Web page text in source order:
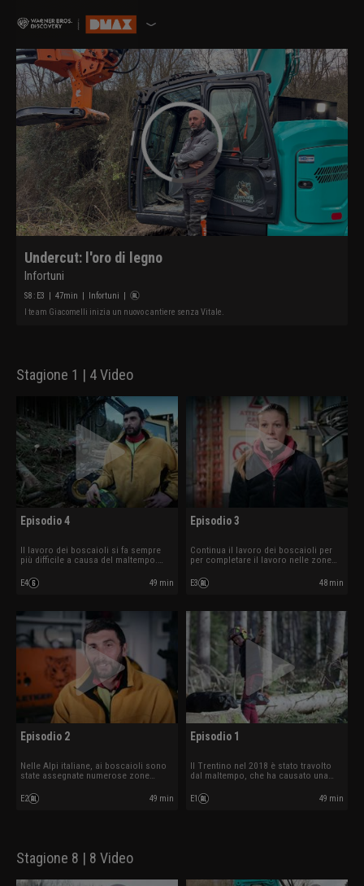
Undercut: l'oro di legno
Infortuni
S8 : E3 | 47min | Infortuni |
l team Giacomelli inizia un nuovo cantiere senza Vitale.
Stagione 1 | 4 Video
Episodio 4
Il lavoro dei boscaioli si fa sempre
più difficile a causa del maltempo.
E4 49 min
Episodio 3
Continua il lavoro dei boscaioli per
per completare il lavoro nelle zone
causate dal maltempo.
E3 48 min
Episodio 2
Nelle Alpi italiane, ai boscaioli sono
state assegnate numerose zone
dai venti. Le squadre si affrettano per
completare il lavoro.
E2 49 min
Episodio 1
Il Trentino nel 2018 è stato travolto
dal maltempo, che ha causato una
Quattro team di boscaioli lavorano
per aggiustare le cose e recuperare
E1 49 min
Stagione 8 | 8 Video